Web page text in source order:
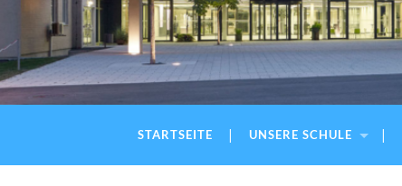
STARTSEITE UNSERE SCHULE